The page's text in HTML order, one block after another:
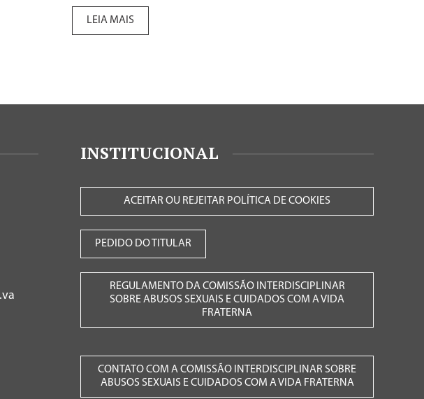
LEIA MAIS
INSTITUCIONAL
ACEITAR OU REJEITAR POLÍTICA DE COOKIES
PEDIDO DO TITULAR
REGULAMENTO DA COMISSÃO INTERDISCIPLINAR
SOBRE ABUSOS SEXUAIS E CUIDADOS COM A VIDA
FRATERNA
CONTATO COM A COMISSÃO INTERDISCIPLINAR SOBRE
ABUSOS SEXUAIS E CUIDADOS COM A VIDA FRATERNA